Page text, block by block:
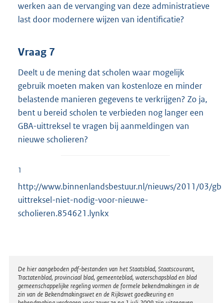
werken aan de vervanging van deze administratieve
last door modernere wijzen van identificatie?
Vraag 7
Deelt u de mening dat scholen waar mogelijk
gebruik moeten maken van kostenloze en minder
belastende manieren gegevens te verkrijgen? Zo ja,
bent u bereid scholen te verbieden nog langer een
GBA-uittreksel te vragen bij aanmeldingen van
nieuwe scholieren?
1
http://www.binnenlandsbestuur.nl/nieuws/2011/03/
uittreksel-niet-nodig-voor-nieuwe-
scholieren.854621.lynkx
Disclaimer
De hier aangeboden pdf-bestanden van het Staatsblad, Staatscourant,
Tractatenblad, provinciaal blad, gemeenteblad, waterschapsblad en blad
gemeenschappelijke regeling vormen de formele bekendmakingen in de
zin van de Bekendmakingswet en de Rijkswet goedkeuring en